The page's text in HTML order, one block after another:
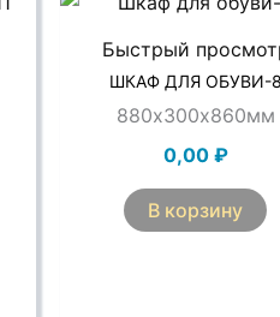
Быстрый
ШКАФ ДЛЯ ОБУВИ-8
880х300х860мм
0,00 ₽
В корзину